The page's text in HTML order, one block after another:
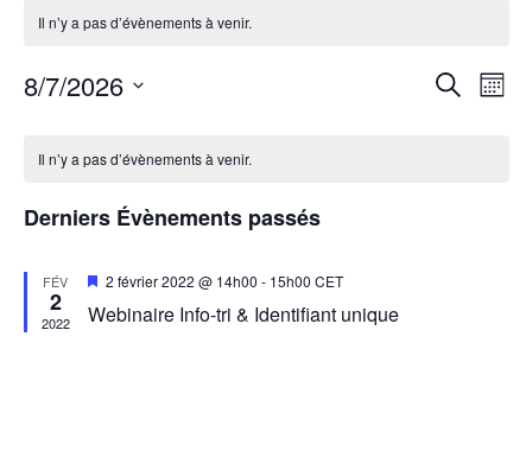
Il n’y a pas d’évènements à venir.
Recherche
Mois
8/7/2026
date.
Calendrier
de
Évènements
Il n’y a pas d’évènements à venir.
Derniers Évènements passés
FÉV
2
2022
Mis
avant
2 février 2022 @ 14h00 - 15h00 CET
Webinaire Info-tri & Identifiant unique